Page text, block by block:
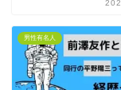
男性有名人